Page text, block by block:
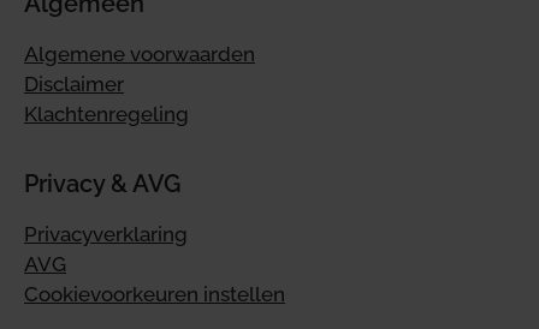
Algemene voorwaarden
Disclaimer
Klachtenregeling
Privacy & AVG
Privacyverklaring
AVG
Cookievoorkeuren instellen